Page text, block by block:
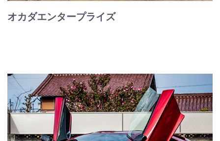
オカダエンタープライズ